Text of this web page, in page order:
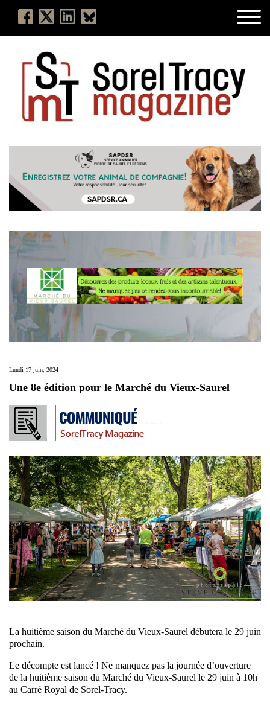
Lundi 17 juin, 2024
Une 8e édition pour le Marché du Vieux-Saurel
La huitième saison du Marché du Vieux-Saurel débutera le 29 juin
prochain.
Le décompte est lancé ! Ne manquez pas la journée d’ouverture
de la huitième saison du Marché du Vieux-Saurel le 29 juin à 10h
au Carré Royal de Sorel-Tracy.